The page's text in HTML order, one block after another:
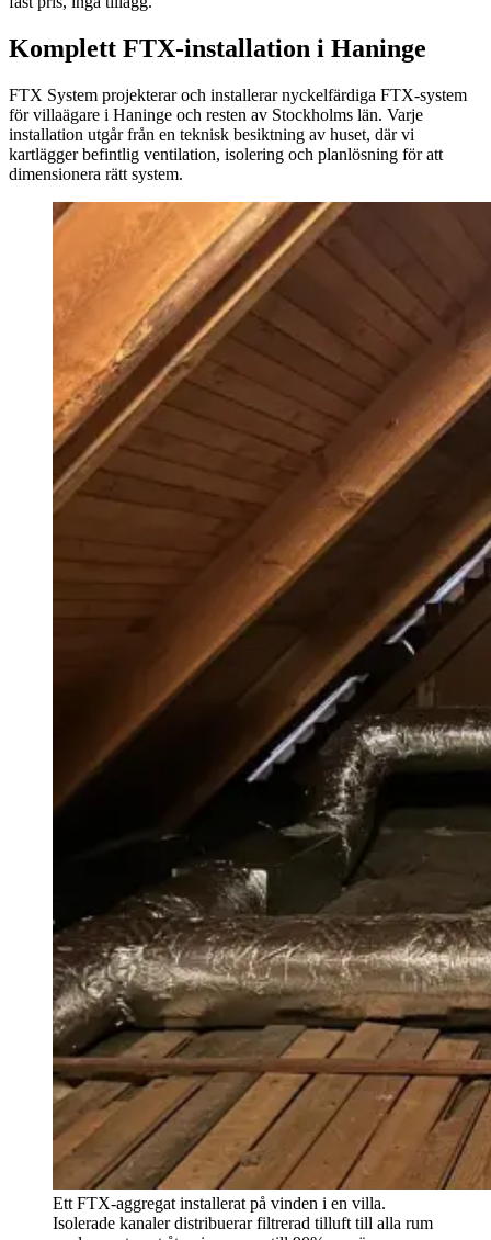
Komplett FTX-installation i Haninge
FTX System projekterar och installerar nyckelfärdiga FTX-system
för villaägare i Haninge och resten av Stockholms län. Varje
installation utgår från en teknisk besiktning av huset, där vi
kartlägger befintlig ventilation, isolering och planlösning för att
dimensionera rätt system.
Ett FTX-aggregat installerat på vinden i en villa.
Isolerade kanaler distribuerar filtrerad tilluft till alla rum